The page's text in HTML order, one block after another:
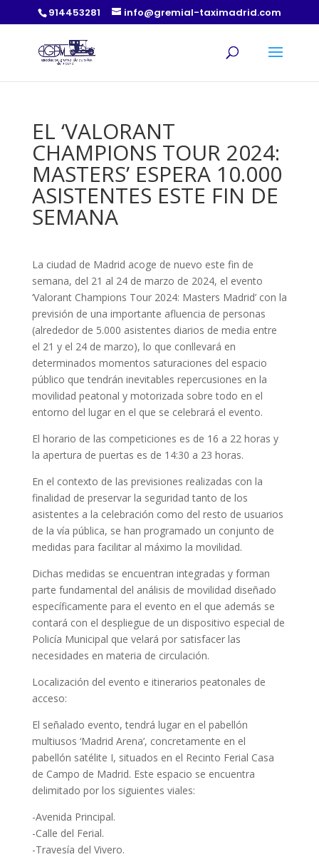
914453281 info@gremial-taximadrid.com
EL ‘VALORANT
CHAMPIONS TOUR 2024:
MASTERS’ ESPERA 10.000
ASISTENTES ESTE FIN DE
SEMANA
La ciudad de Madrid acoge de nuevo este fin de
semana, del 21 al 24 de marzo de 2024, el evento
‘Valorant Champions Tour 2024: Masters Madrid’ con la
previsión de una importante afluencia de personas
(alrededor de 5.000 asistentes diarios de media entre
el 21 y el 24 de marzo), lo que conllevará en
determinados momentos saturaciones del espacio
público que tendrán inevitables repercusiones en la
movilidad peatonal y motorizada sobre todo en el
entorno del lugar en el que se celebrará el evento.
El horario de las competiciones es de 16 a 22 horas y
la apertura de puertas es de 14:30 a 23 horas.
En el contexto de las previsiones realizadas con la
finalidad de preservar la seguridad tanto de los
asistentes a la celebración como del resto de usuarios
de la vía pública, se han programado un conjunto de
medidas para facilitar al máximo la movilidad.
Dichas medidas se encuentran integradas y forman
parte fundamental del análisis de movilidad diseñado
específicamente para el evento en el que además se
contará con el despliegue de un dispositivo especial de
Policía Municipal que velará por satisfacer las
necesidades en materia de circulación.
Localización del evento e itinerarios peatonales de
acceso:
El señalado evento, tendrá lugar en el pabellón
multiusos ‘Madrid Arena’, concretamente en el
pabellón satélite I, situados en el Recinto Ferial Casa
de Campo de Madrid. Este espacio se encuentra
delimitado por los siguientes viales:
-Avenida Principal.
-Calle del Ferial.
-Travesía del Vivero.